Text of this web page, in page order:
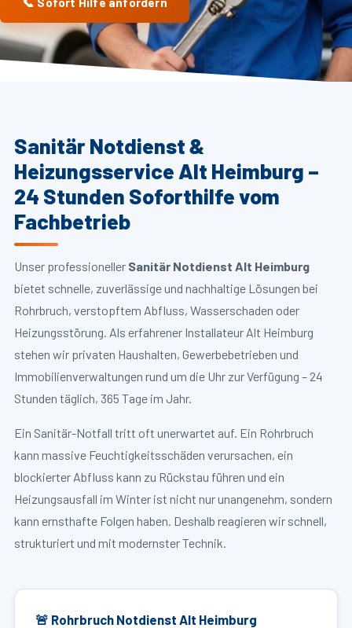
Sanitär Notdienst &
Heizungsservice Alt Heimburg –
24 Stunden Soforthilfe vom
Fachbetrieb
Unser professioneller Sanitär Notdienst Alt Heimburg
bietet schnelle, zuverlässige und nachhaltige Lösungen bei
Rohrbruch, verstopftem Abfluss, Wasserschaden oder
Heizungsstörung. Als erfahrener Installateur Alt Heimburg
stehen wir privaten Haushalten, Gewerbebetrieben und
Immobilienverwaltungen rund um die Uhr zur Verfügung – 24
Stunden täglich, 365 Tage im Jahr.
Ein Sanitär-Notfall tritt oft unerwartet auf. Ein Rohrbruch
kann massive Feuchtigkeitsschäden verursachen, ein
blockierter Abfluss kann zu Rückstau führen und ein
Heizungsausfall im Winter ist nicht nur unangenehm, sondern
kann ernsthafte Folgen haben. Deshalb reagieren wir schnell,
strukturiert und mit modernster Technik.
🚨 Rohrbruch Notdienst Alt Heimburg